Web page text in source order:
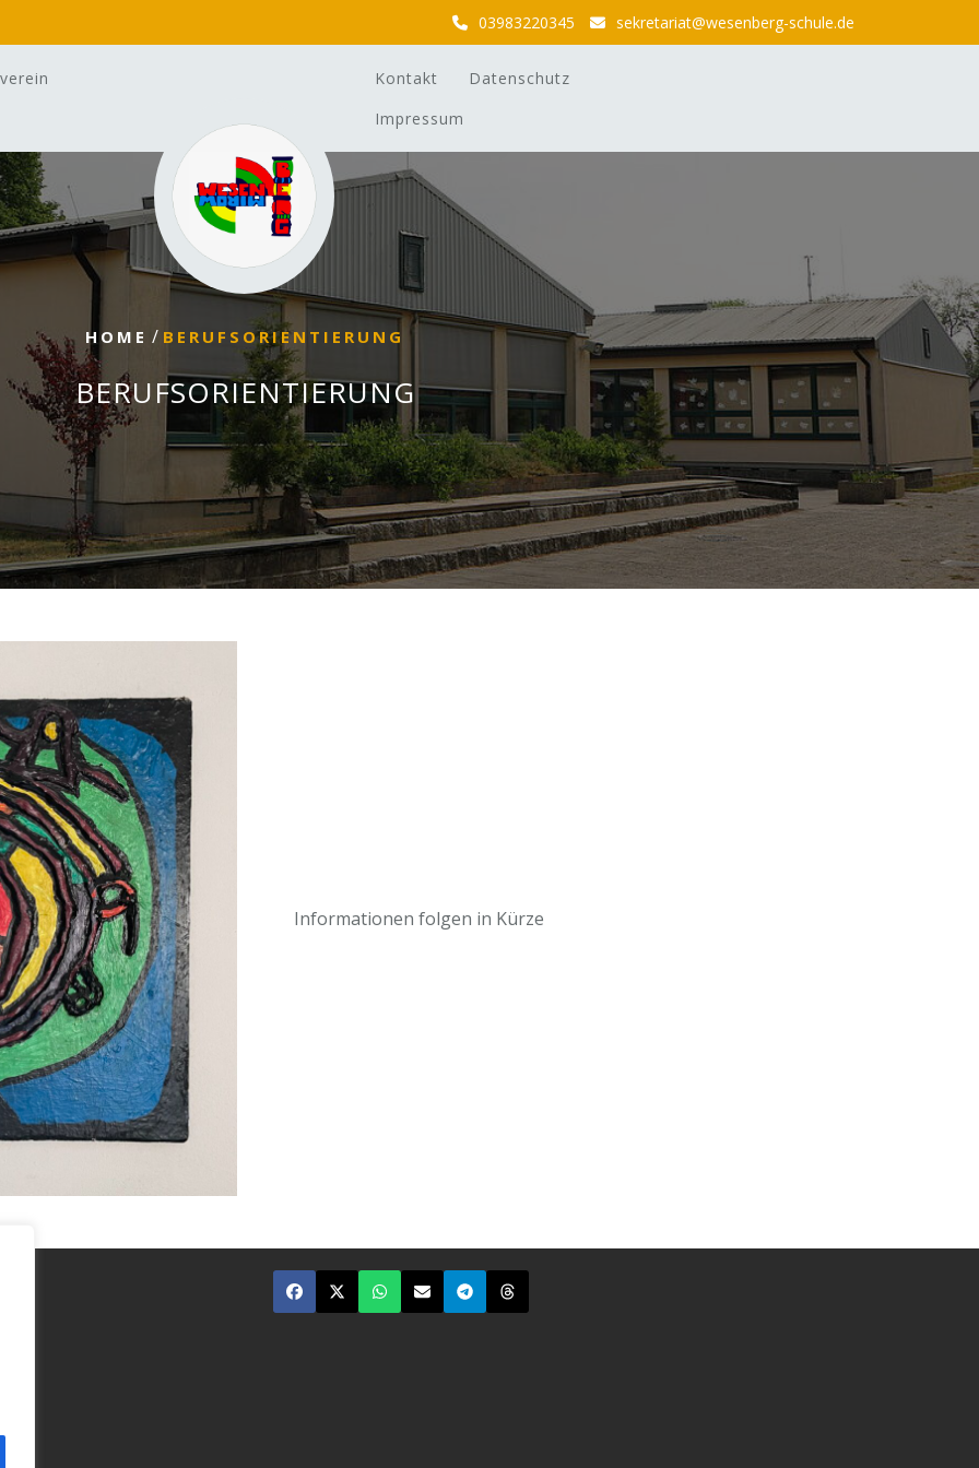
03983220345 sekretariat@wesenberg-schule.de
Kontakt
Datenschutz
Impressum
HOME / BERUFSORIENTIERUNG
BERUFSORIENTIERUNG
Informationen folgen in Kürze